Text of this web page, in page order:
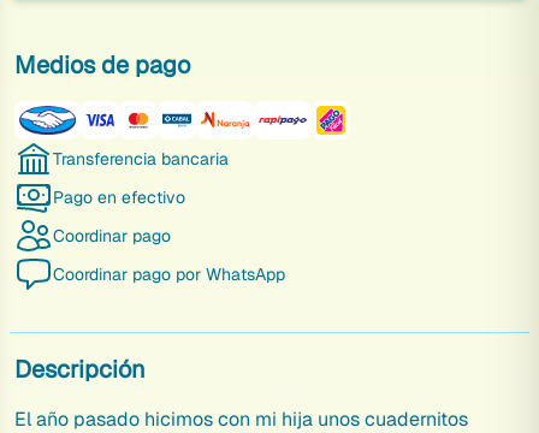
Medios de pago
Transferencia bancaria
Pago en efectivo
Coordinar pago
Coordinar pago por WhatsApp
Descripción
El año pasado hicimos con mi hija unos cuadernitos